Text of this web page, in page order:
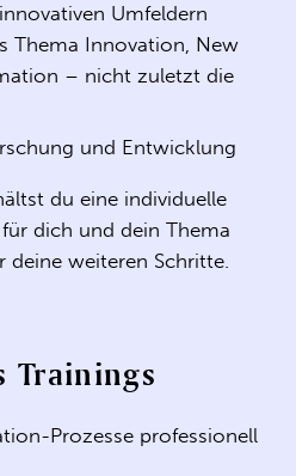
Umfeldern
Thema Innovation, New
– nicht zuletzt die
und Entwicklung
du eine individuelle
dich und dein Thema
deine weiteren Schritte.
Trainings
Prozesse professionell